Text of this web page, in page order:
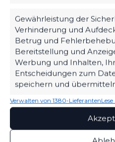
Gewährleistung der
Verhinderung und
Betrug und
Bereitstellung und
Werbung und Inhalten,
Entscheidungen zum
speichern und
Verwalten von 1380-Lieferanten
OFFIZIELLE
DEIN HEIMSPIEL.
Tickets, Spielplan, News
kompakt auf einen Blick.